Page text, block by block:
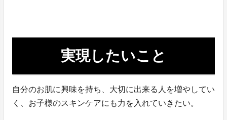
実現したいこと
自分のお肌に興味を持ち、大切に出来る人を増やしてい
く、お子様のスキンケアにも力を入れていきたい。